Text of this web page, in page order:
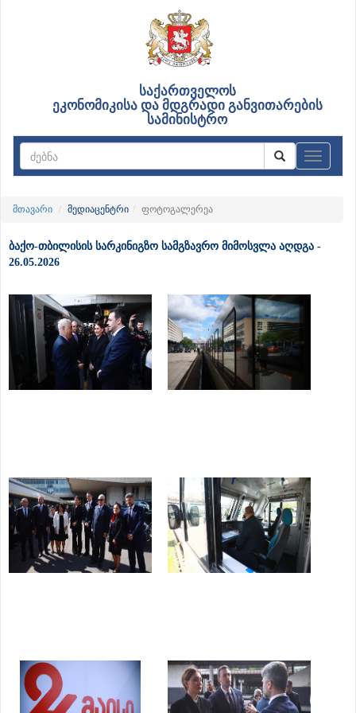
საქართველოს
ეკონომიკისა და მდგრადი განვითარების
სამინისტრო
მთავარი მედიაცენტრი ფოტოგალერეა
ბაქო-თბილისის სარკინიგზო სამგზავრო მიმოსვლა აღდგა -
26.05.2026